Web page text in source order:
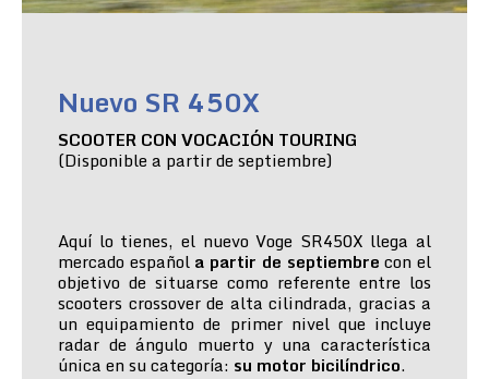
Nuevo SR 450X
SCOOTER CON VOCACIÓN TOURING
(Disponible a partir de septiembre)
Aquí lo tienes, el nuevo Voge SR450X llega al
mercado español a partir de septiembre con el
objetivo de situarse como referente entre los
scooters crossover de alta cilindrada, gracias a
un equipamiento de primer nivel que incluye
radar de ángulo muerto y una característica
única en su categoría: su motor bicilíndrico.